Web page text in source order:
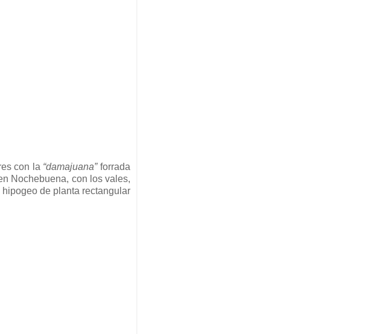
con la “damajuana”forrada
Nochebuena, con los vales,
de planta rectangular